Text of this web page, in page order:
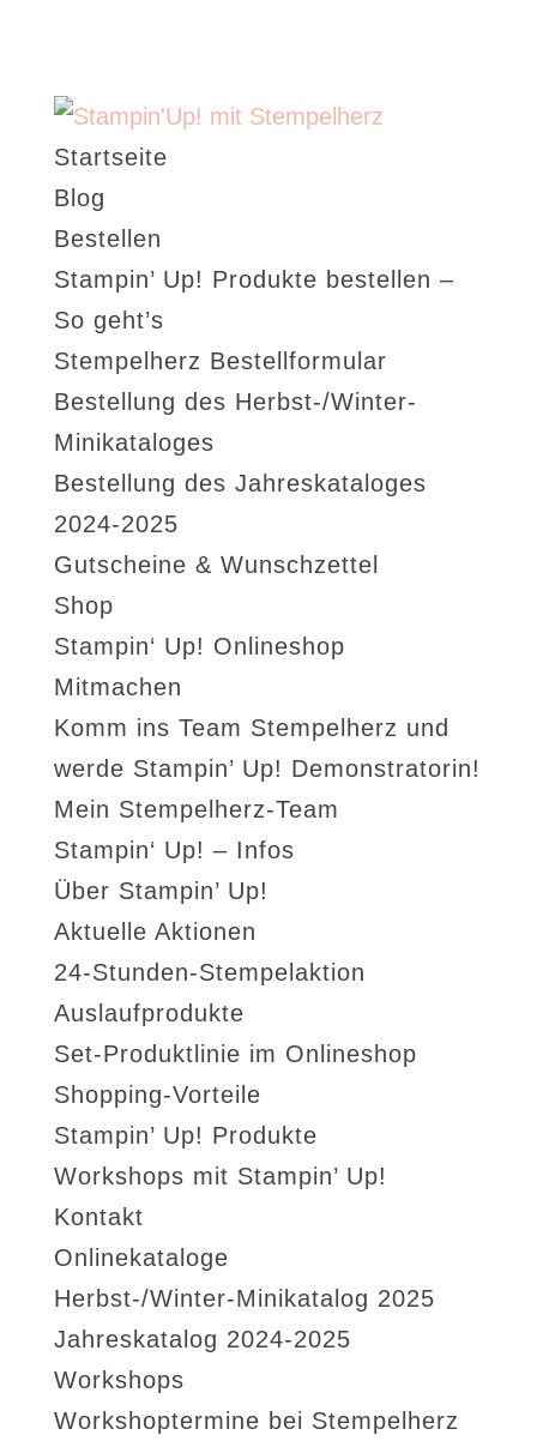
Startseite
Blog
Bestellen
Stampin’ Up! Produkte bestellen –
So geht’s
Stempelherz Bestellformular
Bestellung des Herbst-/Winter-
Minikataloges
Bestellung des Jahreskataloges
2024-2025
Gutscheine & Wunschzettel
Shop
Stampin‘ Up! Onlineshop
Mitmachen
Komm ins Team Stempelherz und
werde Stampin’ Up! Demonstratorin!
Mein Stempelherz-Team
Stampin‘ Up! – Infos
Über Stampin’ Up!
Aktuelle Aktionen
24-Stunden-Stempelaktion
Auslaufprodukte
Set-Produktlinie im Onlineshop
Shopping-Vorteile
Stampin’ Up! Produkte
Workshops mit Stampin’ Up!
Kontakt
Onlinekataloge
Herbst-/Winter-Minikatalog 2025
Jahreskatalog 2024-2025
Workshops
Workshoptermine bei Stempelherz